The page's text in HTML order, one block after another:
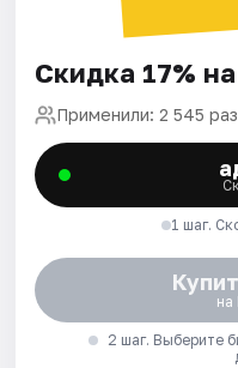
Скидка 17%
Применили: 2 545 раз
1 шаг.
на
2 шаг. Выберите